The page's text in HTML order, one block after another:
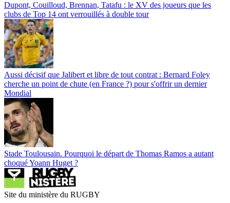
Dupont, Couilloud, Brennan, Tatafu : le XV des joueurs que les
clubs de Top 14 ont verrouillés à double tour
Aussi décisif que Jalibert et libre de tout contrat : Bernard Foley
cherche un point de chute (en France ?) pour s'offrir un dernier
Mondial
Stade Toulousain. Pourquoi le départ de Thomas Ramos a autant
choqué Yoann Huget ?
Site du ministère du RUGBY